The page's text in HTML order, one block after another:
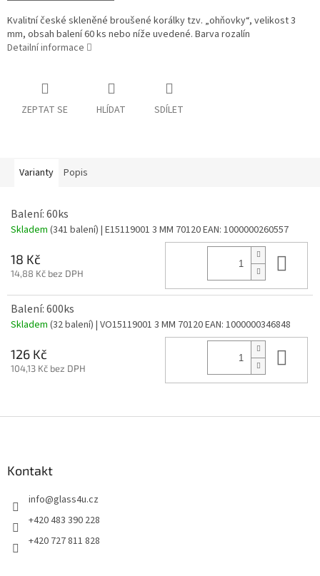
Kvalitní české skleněné broušené korálky tzv. „ohňovky“, velikost 3
mm, obsah balení 60 ks nebo níže uvedené. Barva rozalín
Detailní informace
ZEPTAT SE HLÍDAT SDÍLET
Varianty Popis
Balení: 60ks
Skladem (341 balení) | E15119001 3 MM 70120EAN: 1000000260557
18 Kč
14,88 Kč bez DPH
Balení: 600ks
Skladem (32 balení) | VO15119001 3 MM 70120EAN: 1000000346848
126 Kč
104,13 Kč bez DPH
Kontakt
info@glass4u.cz
+420 483 390 228
+420 727 811 828